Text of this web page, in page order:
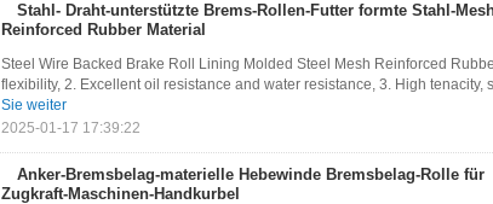
Stahl- Draht-unterstützte Brems-Rollen-Futter formte Stahl-
Reinforced Rubber Material
Steel Wire Backed Brake Roll Lining Molded Steel Mesh Reinforced
flexibility, 2. Excellent oil resistance and water resistance, 3. High tenacity,
Sie weiter
2025-01-17 17:39:22
Anker-Bremsbelag-materielle Hebewinde Bremsbelag-Rolle für
Zugkraft-Maschinen-Handkurbel